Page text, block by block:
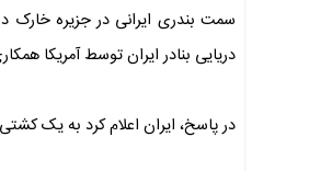
سمت بندری ایرانی در جزیره خارک
دریایی بنادر ایران توسط آمریکا
در پاسخ، ایران اعلام کرد به یک